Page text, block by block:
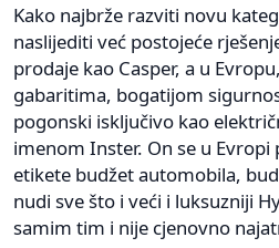
Kako najbrže razviti novu
naslijediti već postojeće
prodaje kao Casper, a u
gabaritima, bogatijom
pogonski isključivo kao
imenom Inster. On se u Evropi
etikete budžet automobila,
nudi sve što i veći i luksuzniji
samim tim i nije cjenovno